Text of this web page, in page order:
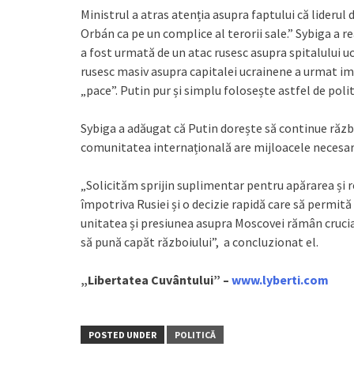
Ministrul a atras atenția asupra faptului că
Orbán ca pe un complice al terorii sale.” Sybiga a
a fost urmată de un atac rusesc asupra spitalului
rusesc masiv asupra capitalei ucrainene a urmat
„pace”. Putin pur și simplu folosește astfel de
Sybiga a adăugat că Putin dorește să continue
comunitatea internațională are mijloacele
„Solicităm sprijin suplimentar pentru apărarea și
împotriva Rusiei și o decizie rapidă care să
unitatea și presiunea asupra Moscovei rămân
să pună capăt războiului”, a concluzionat el.
„Libertatea Cuvântului” – www.lyberti.com
POSTED UNDER POLITICĂ